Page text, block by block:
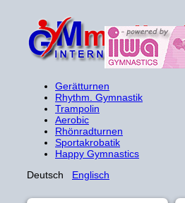
Gerätturnen
Rhythm. Gymnastik
Trampolin
Aerobic
Rhönradturnen
Sportakrobatik
Happy Gymnastics
Deutsch Englisch